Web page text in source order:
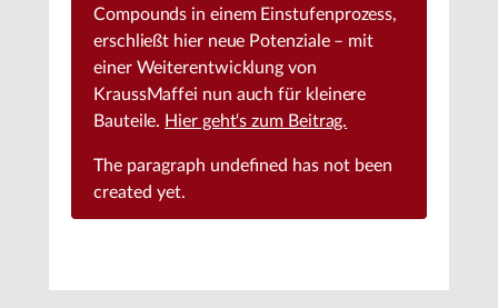
Compounds in einem Einstufenprozess,
erschließt hier neue Potenziale – mit
einer Weiterentwicklung von
KraussMaffei nun auch für kleinere
Bauteile. Hier geht‘s zum Beitrag.
The paragraph undefined has not been
created yet.